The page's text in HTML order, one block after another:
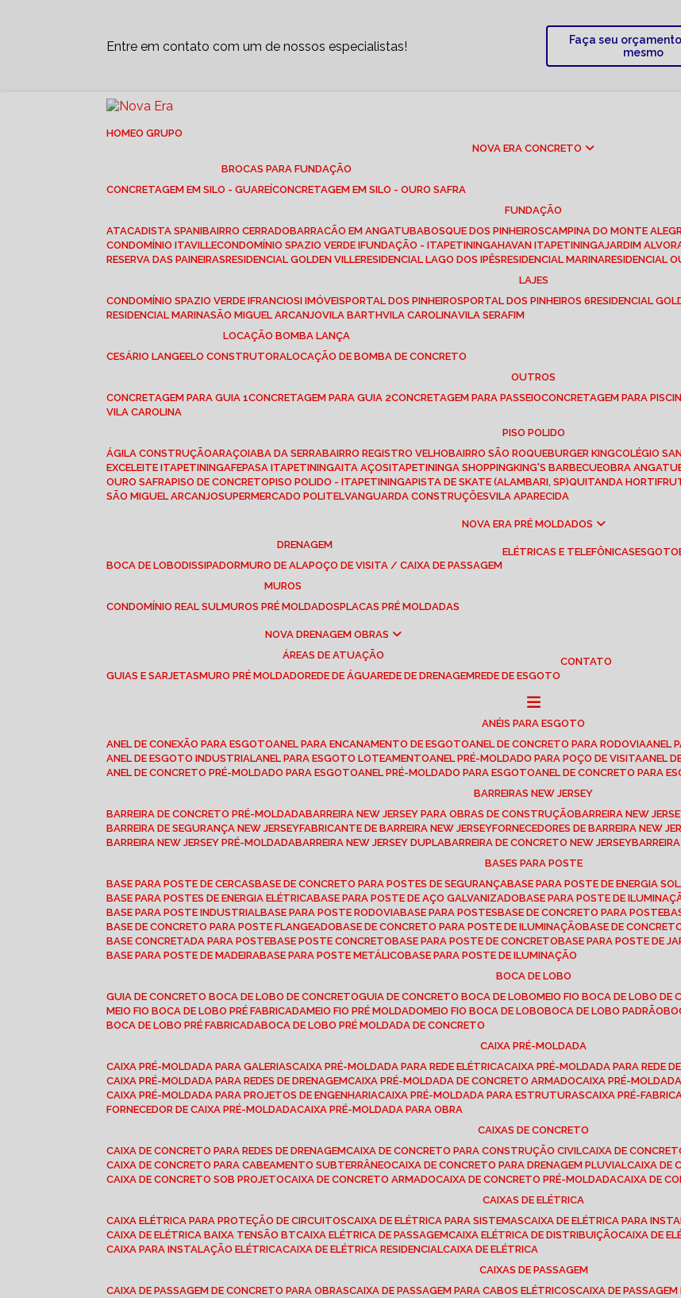
Entre em contato com um de nossos especialistas!
Faça seu
mesmo
HOME
O GRUPO
NOVA ERA CONCRETO
BROCAS PARA FUNDAÇÃO
CONCRETAGEM EM SILO - GUAREÍ CONCRETAGEM EM SILO - OURO SAFRA
FUNDAÇÃO
ATACADISTA SPANI BAIRRO CERRADO BARRACÃO EM ANGATUBA BOSQUE DOS PINHEIROS CAMPINA DO MONTE
CONDOMÍNIO ITAVILLE CONDOMÍNIO SPAZIO VERDE I FUNDAÇÃO - ITAPETININGA HAVAN ITAPETININGA JARDIM
RESERVA DAS PAINEIRAS RESIDENCIAL GOLDEN VILLE RESIDENCIAL LAGO DOS IPÊS RESIDENCIAL MARINA RESIDENCIAL
LAJES
CONDOMÍNIO SPAZIO VERDE I FRANCIOSI IMÓVEIS PORTAL DOS PINHEIROS PORTAL DOS PINHEIROS 6 RESIDENCIAL
RESIDENCIAL MARINA SÃO MIGUEL ARCANJO VILA BARTH VILA CAROLINA VILA SERAFIM
LOCAÇÃO BOMBA LANÇA
CESÁRIO LANGE ELO CONSTRUTORA LOCAÇÃO DE BOMBA DE CONCRETO
OUTROS
CONCRETAGEM PARA GUIA 1 CONCRETAGEM PARA GUIA 2 CONCRETAGEM PARA PASSEIO CONCRETAGEM PARA
VILA CAROLINA
PISO POLIDO
ÁGILA CONSTRUÇÃO ARAÇOIABA DA SERRA BAIRRO REGISTRO VELHO BAIRRO SÃO ROQUE BURGER KING COLÉGIO
EXCELEITE ITAPETININGA FEPASA ITAPETININGA ITA AÇOS ITAPETININGA SHOPPING KING'S BARBECUE OBRA
OURO SAFRA PISO DE CONCRETO PISO POLIDO - ITAPETININGA PISTA DE SKATE (ALAMBARI, SP) QUITANDA
SÃO MIGUEL ARCANJO SUPERMERCADO POLITEL VANGUARDA CONSTRUÇÕES VILA APARECIDA
NOVA ERA PRÉ MOLDADOS
DRENAGEM
BOCA DE LOBO DISSIPADOR MURO DE ALA POÇO DE VISITA / CAIXA DE PASSAGEM
ELÉTRICAS E TELEFÔNICAS ESGOTO
MUROS
CONDOMÍNIO REAL SUL
MUROS PRÉ MOLDADOS PLACAS PRÉ MOLDADAS
NOVA DRENAGEM OBRAS
ÁREAS DE ATUAÇÃO
GUIAS E SARJETAS
MURO PRÉ MOLDADO REDE DE ÁGUA REDE DE DRENAGEM REDE DE ESGOTO
CONTATO
ANÉIS PARA ESGOTO
ANEL DE CONEXÃO PARA ESGOTO ANEL PARA ENCANAMENTO DE ESGOTO ANEL DE CONCRETO PARA RODOVIA ANEL
ANEL DE ESGOTO INDUSTRIAL ANEL PARA ESGOTO LOTEAMENTO ANEL PRÉ-MOLDADO PARA POÇO DE VISITA ANEL
ANEL DE CONCRETO PRÉ-MOLDADO PARA ESGOTO ANEL PRÉ-MOLDADO PARA ESGOTO ANEL DE CONCRETO PARA
BARREIRAS NEW JERSEY
BARREIRA DE CONCRETO PRÉ-MOLDADA BARREIRA NEW JERSEY PARA OBRAS DE CONSTRUÇÃO BARREIRA NEW
BARREIRA DE SEGURANÇA NEW JERSEY FABRICANTE DE BARREIRA NEW JERSEY FORNECEDORES DE BARREIRA NEW
BARREIRA NEW JERSEY PRÉ-MOLDADA BARREIRA NEW JERSEY DUPLA BARREIRA DE CONCRETO NEW JERSEY
BASES PARA POSTE
BASE PARA POSTE DE CERCAS BASE DE CONCRETO PARA POSTES DE SEGURANÇA BASE PARA POSTE DE ENERGIA
BASE PARA POSTES DE ENERGIA ELÉTRICA BASE PARA POSTE DE AÇO GALVANIZADO BASE PARA POSTE DE
BASE PARA POSTE INDUSTRIAL BASE PARA POSTE RODOVIA BASE PARA POSTES BASE DE CONCRETO PARA POSTE
BASE DE CONCRETO PARA POSTE FLANGEADO BASE DE CONCRETO PARA POSTE DE ILUMINAÇÃO BASE DE
BASE CONCRETADA PARA POSTE BASE POSTE CONCRETO BASE PARA POSTE DE CONCRETO BASE PARA POSTE DE
BASE PARA POSTE DE MADEIRA BASE PARA POSTE METÁLICO BASE PARA POSTE DE ILUMINAÇÃO
BOCA DE LOBO
GUIA DE CONCRETO BOCA DE LOBO DE CONCRETO
GUIA DE CONCRETO BOCA DE LOBO MEIO FIO BOCA DE LOBO DE
MEIO FIO BOCA DE LOBO PRÉ FABRICADA
MEIO FIO PRÉ MOLDADO MEIO FIO BOCA DE LOBO BOCA DE LOBO PADRÃO
BOCA DE LOBO PRÉ FABRICADA BOCA DE LOBO PRÉ MOLDADA DE CONCRETO
CAIXA PRÉ-MOLDADA
CAIXA PRÉ-MOLDADA PARA GALERIAS CAIXA PRÉ-MOLDADA PARA REDE ELÉTRICA CAIXA PRÉ-MOLDADA PARA REDE
CAIXA PRÉ-MOLDADA PARA REDES DE DRENAGEM CAIXA PRÉ-MOLDADA DE CONCRETO ARMADO CAIXA PRÉ-
CAIXA PRÉ-MOLDADA PARA PROJETOS DE ENGENHARIA CAIXA PRÉ-MOLDADA PARA ESTRUTURAS CAIXA PRÉ-
FORNECEDOR DE CAIXA PRÉ-MOLDADA CAIXA PRÉ-MOLDADA PARA OBRA
CAIXAS DE CONCRETO
CAIXA DE CONCRETO PARA REDES DE DRENAGEM CAIXA DE CONCRETO PARA CONSTRUÇÃO CIVIL CAIXA DE
CAIXA DE CONCRETO PARA CABEAMENTO SUBTERRÂNEO CAIXA DE CONCRETO PARA DRENAGEM PLUVIAL CAIXA
CAIXA DE CONCRETO SOB PROJETO CAIXA DE CONCRETO ARMADO CAIXA DE CONCRETO PRÉ-MOLDADA CAIXA DE
CAIXAS DE ELÉTRICA
CAIXA ELÉTRICA PARA PROTEÇÃO DE CIRCUITOS CAIXA DE ELÉTRICA PARA SISTEMAS CAIXA DE ELÉTRICA PARA
CAIXA DE ELÉTRICA BAIXA TENSÃO BT CAIXA ELÉTRICA DE PASSAGEM CAIXA ELÉTRICA DE DISTRIBUIÇÃO CAIXA DE
CAIXA PARA INSTALAÇÃO ELÉTRICA CAIXA DE ELÉTRICA RESIDENCIAL CAIXA DE ELÉTRICA
CAIXAS DE PASSAGEM
CAIXA DE PASSAGEM DE CONCRETO PARA OBRAS CAIXA DE PASSAGEM PARA CABOS ELÉTRICOS CAIXA DE